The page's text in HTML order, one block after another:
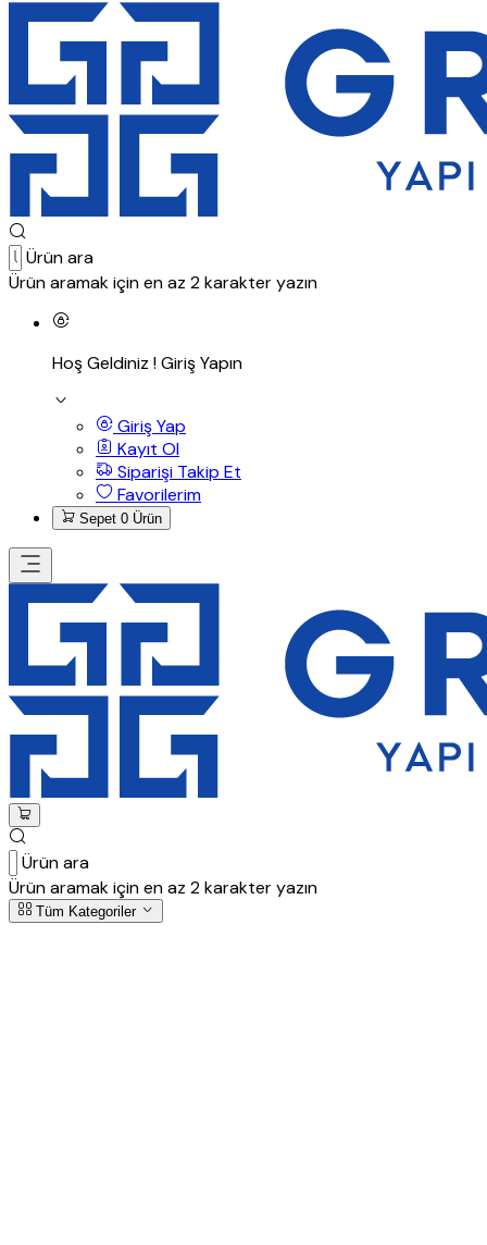
Ürün ara
Ürün aramak için en az 2 karakter yazın
Hoş Geldiniz !Giriş Yapın
Giriş Yap
Kayıt Ol
Siparişi Takip Et
Favorilerim
Sepet 0 Ürün
Ürün ara
Ürün aramak için en az 2 karakter yazın
Tüm Kategoriler